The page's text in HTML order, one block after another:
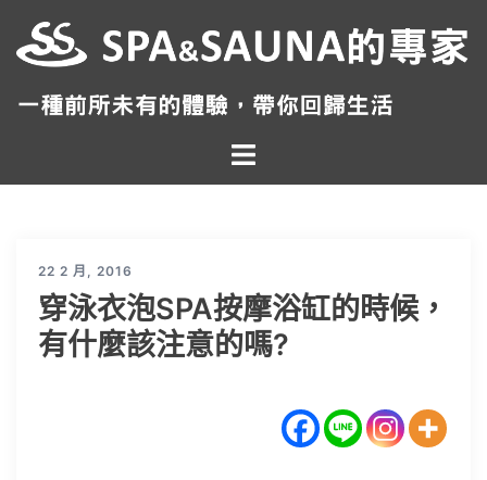
至
Toggle
menu
22 2 月, 2016
穿泳衣泡SPA按摩浴缸的時候，
有什麼該注意的嗎?